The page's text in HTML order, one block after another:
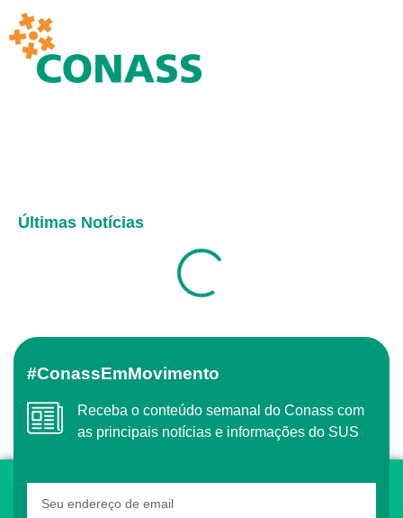
Últimas Notícias
#ConassEmMovimento
Receba o conteúdo semanal do Conass com
as principais notícias e informações do SUS